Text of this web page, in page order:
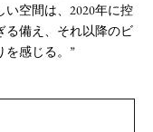
空間は、2020年に控
る備え、それ以降のビ
を感じる。”